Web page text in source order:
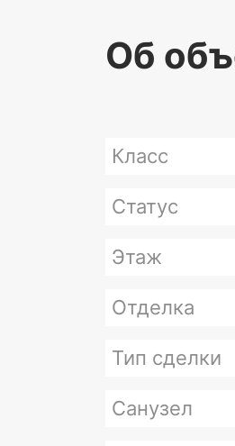
Об
Класс
Статус
Этаж
Отделка
Тип сделки
Санузел